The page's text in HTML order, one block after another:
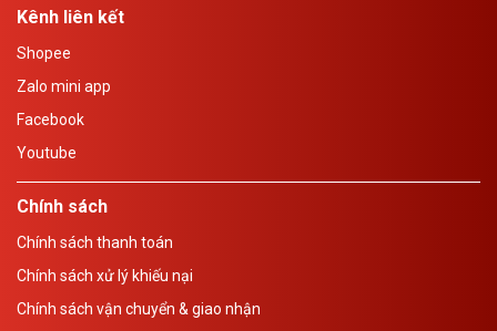
Kênh liên kết
Shopee
Zalo mini app
Facebook
Youtube
Chính sách
Chính sách thanh toán
Chính sách xử lý khiếu nại
Chính sách vận chuyển & giao nhận